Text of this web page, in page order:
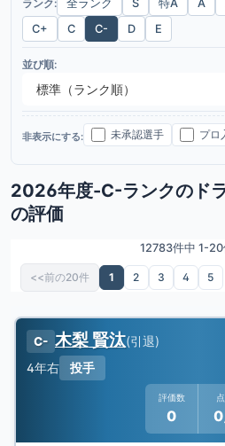
ランク: 全ランク S 特A A
C+
C C- D E
並び順:
標準（ランク順）
非表示にする: 未承認選手 プロ
2026年度-C-ランクのド
の評価
12783件中 1-20
<<前の20件 1 2 3 4 5
C- 木梨 賢汰(引退)
4年右 投手
評価数
0 0